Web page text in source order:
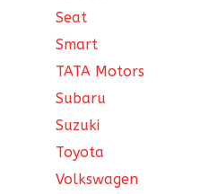
Seat
Smart
TATA Motors
Subaru
Suzuki
Toyota
Volkswagen